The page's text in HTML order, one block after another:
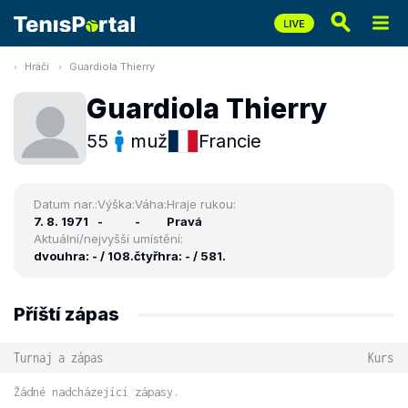
Hráči Guardiola Thierry
Guardiola Thierry
55 muž Francie
Datum nar.:
7. 8. 1971
Výška:
-
Váha:
-
Hraje rukou:
Pravá
Aktuální/nejvyšší umístění:
dvouhra: - / 108.čtyřhra: - / 581.
Příští zápas
Turnaj a zápas Kurs
Žádné nadcházející zápasy.